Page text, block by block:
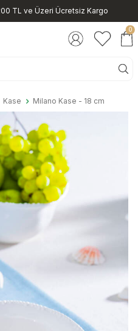
TL ve Üzeri Ücretsiz Kargo
0
Kase Milano Kase - 18 cm